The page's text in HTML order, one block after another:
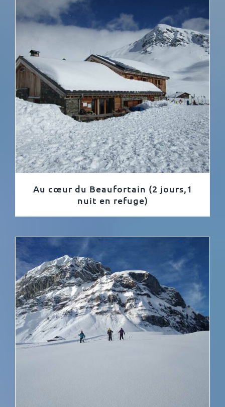
Au cœur du Beaufortain (2 jours,1
nuit en refuge)